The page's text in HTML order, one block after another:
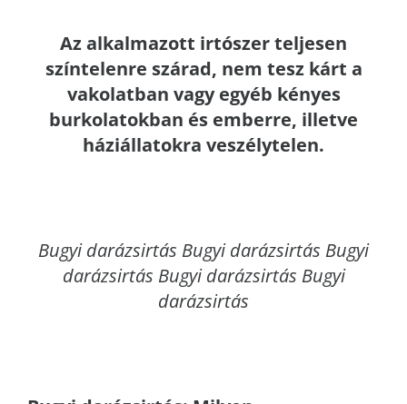
Az alkalmazott irtószer teljesen
színtelenre szárad, nem tesz kárt a
vakolatban vagy egyéb kényes
burkolatokban és emberre, illetve
háziállatokra veszélytelen.
Bugyidarázsirtás Bugyi darázsirtás Bugyi
darázsirtás Bugyi darázsirtás Bugyi
darázsirtás